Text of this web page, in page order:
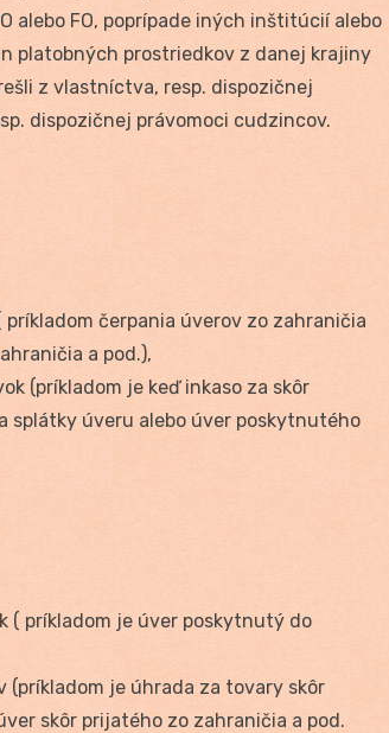
alebo FO, poprípade iných inštitúcií alebo
platobných prostriedkov z danej krajiny
z vlastníctva, resp. dispozičnej
dispozičnej právomoci cudzincov.
čerpania úverov zo zahraničia
a pod.),
(príkladom je keď inkaso za skôr
splátky úveru alebo úver poskytnutého
( príkladom je úver poskytnutý do
(príkladom je úhrada za tovary skôr
skôr prijatého zo zahraničia a pod.